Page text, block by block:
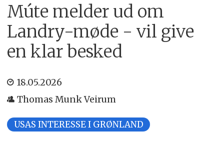
Múte melder ud om
Landry-møde - vil give
en klar besked
18.05.2026
Thomas Munk Veirum
USAS INTERESSE I GRØNLAND